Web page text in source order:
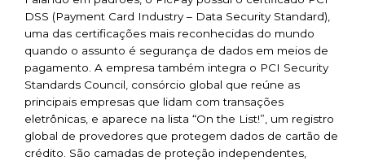
DSS (Payment Card Industry – Data Security Standard),
uma das certificações mais reconhecidas do mundo
quando o assunto é segurança de dados em meios de
pagamento. A empresa também integra o PCI Security
Standards Council, consórcio global que reúne as
principais empresas que lidam com transações
eletrônicas, e aparece na lista “On the List!”, um registro
global de provedores que protegem dados de cartão de
crédito. São camadas de proteção independentes,